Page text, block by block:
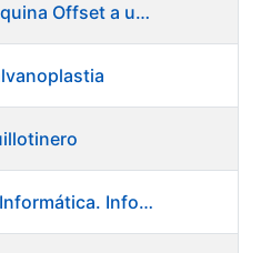
OE 11/23 - Oficial 1ª Máquina Offset a un color
OE 20/23 - Analista de Informática. Informática.